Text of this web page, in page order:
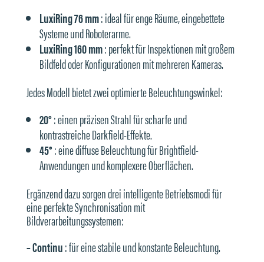
LuxiRing 76 mm: ideal für enge Räume, eingebettete
Systeme und Roboterarme.
LuxiRing 160 mm: perfekt für Inspektionen mit großem
Bildfeld oder Konfigurationen mit mehreren Kameras.
Jedes Modell bietet zwei optimierte Beleuchtungswinkel:
20°: einen präzisen Strahl für scharfe und
kontrastreiche Darkfield-Effekte.
45°: eine diffuse Beleuchtung für Brightfield-
Anwendungen und komplexere Oberflächen.
Ergänzend dazu sorgen drei intelligente Betriebsmodi für
eine perfekte Synchronisation mit
Bildverarbeitungssystemen:
– Continu: für eine stabile und konstante Beleuchtung.